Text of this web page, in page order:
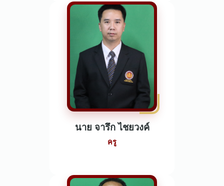
นาย จารึก ไชยวงค์
ครู